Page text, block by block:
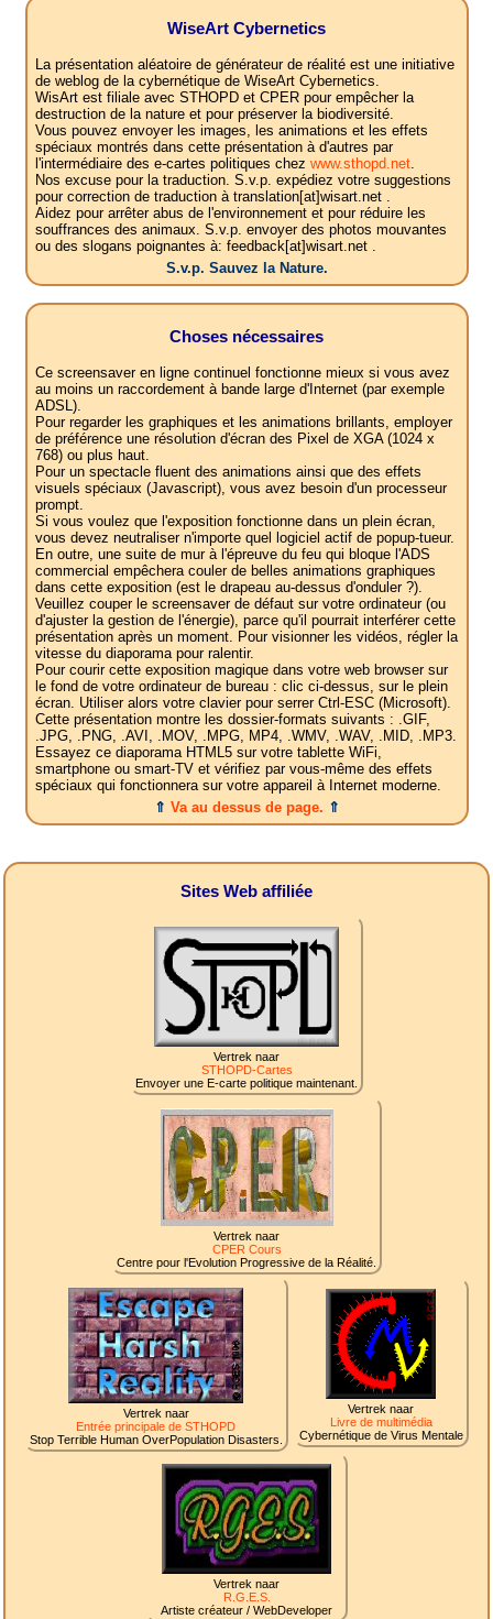
WiseArt Cybernetics
La présentation aléatoire de générateur de réalité est une initiative
de weblog de la cybernétique de WiseArt Cybernetics.
WisArt est filiale avec STHOPD et CPER pour empêcher la
destruction de la nature et pour préserver la biodiversité.
Vous pouvez envoyer les images, les animations et les effets
spéciaux montrés dans cette présentation à d'autres par
l'intermédiaire des e-cartes politiques chez www.sthopd.net.
Nos excuse pour la traduction. S.v.p. expédiez votre suggestions
pour correction de traduction à translation[at]wisart.net .
Aidez pour arrêter abus de l'environnement et pour réduire les
souffrances des animaux. S.v.p. envoyer des photos mouvantes
ou des slogans poignantes à: feedback[at]wisart.net .
S.v.p. Sauvez la Nature.
Choses nécessaires
Ce screensaver en ligne continuel fonctionne mieux si vous avez
au moins un raccordement à bande large d'Internet (par exemple
ADSL).
Pour regarder les graphiques et les animations brillants, employer
de préférence une résolution d'écran des Pixel de XGA (1024 x
768) ou plus haut.
Pour un spectacle fluent des animations ainsi que des effets
visuels spéciaux (Javascript), vous avez besoin d'un processeur
prompt.
Si vous voulez que l'exposition fonctionne dans un plein écran,
vous devez neutraliser n'importe quel logiciel actif de popup-tueur.
En outre, une suite de mur à l'épreuve du feu qui bloque l'ADS
commercial empêchera couler de belles animations graphiques
dans cette exposition (est le drapeau au-dessus d'onduler ?).
Veuillez couper le screensaver de défaut sur votre ordinateur (ou
d'ajuster la gestion de l'énergie), parce qu'il pourrait interférer cette
présentation après un moment. Pour visionner les vidéos, régler la
vitesse du diaporama pour ralentir.
Pour courir cette exposition magique dans votre web browser sur
le fond de votre ordinateur de bureau : clic ci-dessus, sur le plein
écran. Utiliser alors votre clavier pour serrer Ctrl-ESC (Microsoft).
Cette présentation montre les dossier-formats suivants : .GIF,
.JPG, .PNG, .AVI, .MOV, .MPG, MP4, .WMV, .WAV, .MID, .MP3.
Essayez ce diaporama HTML5 sur votre tablette WiFi,
smartphone ou smart-TV et vérifiez par vous-même des effets
spéciaux qui fonctionnera sur votre appareil à Internet moderne.
⇑ Va au dessus de page. ⇑
Sites Web affiliée
Vertrek naar
STHOPD-Cartes
Envoyer une E-carte politique maintenant.
Vertrek naar
CPER Cours
Centre pour l'Evolution Progressive de la Réalité.
Vertrek naar
Entrée principale de STHOPD
Stop Terrible Human OverPopulation Disasters.
Vertrek naar
Livre de multimédia
Cybernétique de Virus Mentale
Vertrek naar
R.G.E.S.
Artiste créateur / WebDeveloper